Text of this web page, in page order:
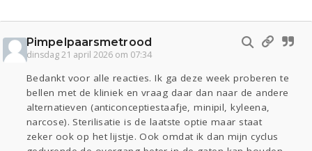
Pimpelpaarsmetrood
dinsdag 21 april 2026 om 07:34
Bedankt voor alle reacties. Ik ga deze week proberen te
bellen met de kliniek en vraag daar dan naar de andere
alternatieven (anticonceptiestaafje, minipil, kyleena,
narcose). Sterilisatie is de laatste optie maar staat
zeker ook op het lijstje. Ook omdat ik dan mijn cyclus